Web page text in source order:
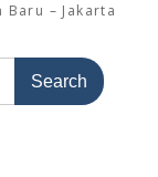
Baru – Jakarta